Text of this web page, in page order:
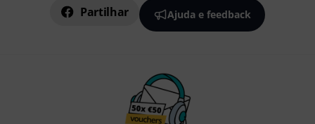
Partilhar Ajuda e feedback